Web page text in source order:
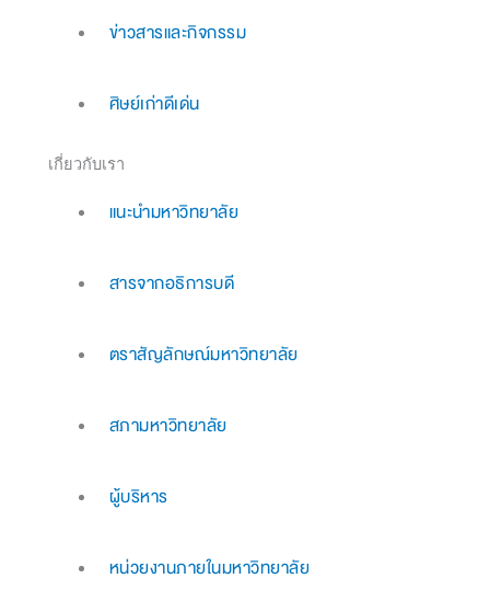
ข่าวสารและกิจกรรม
ศิษย์เก่าดีเด่น
เกี่ยวกับเรา
แนะนำมหาวิทยาลัย
สารจากอธิการบดี
ตราสัญลักษณ์มหาวิทยาลัย
สภามหาวิทยาลัย
ผู้บริหาร
หน่วยงานภายในมหาวิทยาลัย